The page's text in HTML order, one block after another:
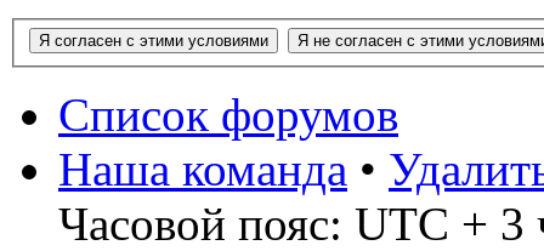
Список форумов
Наша команда •
Часовой пояс: UTC + 3